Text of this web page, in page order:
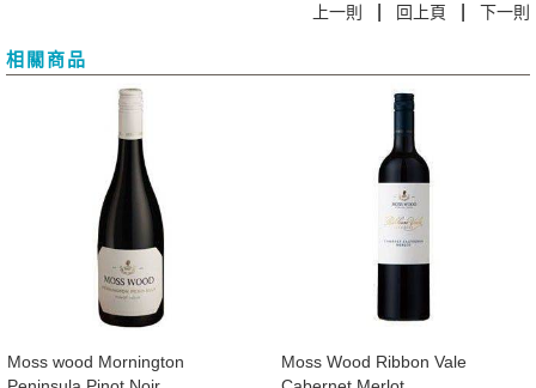
上一則 回上頁 下一則
相關商品
Moss wood Mornington
Moss Wood Ribbon Vale